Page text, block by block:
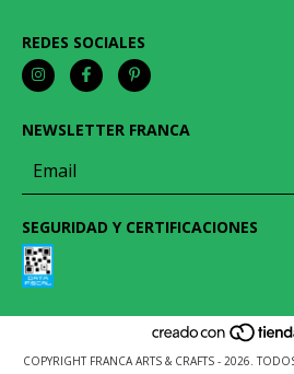
REDES SOCIALES
NEWSLETTER FRANCA
SEGURIDAD Y CERTIFICACIONES
COPYRIGHT FRANCA ARTS & CRAFTS - 2026.